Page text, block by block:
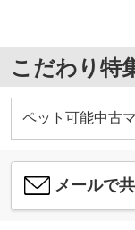
こだわり特
ペット可能中古
メールで